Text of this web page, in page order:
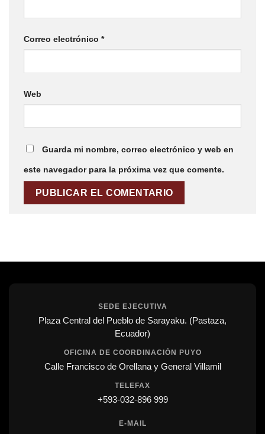
Correo electrónico *
Web
Guarda mi nombre, correo electrónico y web en
este navegador para la próxima vez que comente.
SEDE EJECUTIVA
Plaza Central del Pueblo de Sarayaku. (Pastaza,
Ecuador)
OFICINA DE COORDINACIÓN PUYO
Calle Francisco de Orellana y General Villamil
TELEFAX
+593-032-896 999
E-MAIL